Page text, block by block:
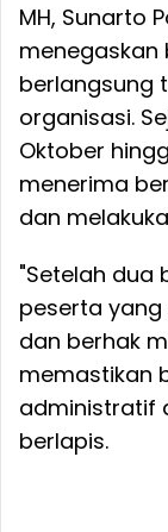
MH, Sunarto
menegaskan
berlangsung
organisasi.
Oktober
menerima
dan
"Setelah dua
peserta
dan berhak
memastikan
administratif
berlapis.